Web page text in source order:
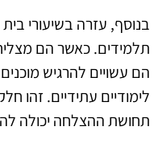
בנוסף, עזרה בשיעורי
תלמידים. כאשר הם
הם עשויים להרגיש
לימודיים עתידיים. זהו
תחושת ההצלחה יכולה